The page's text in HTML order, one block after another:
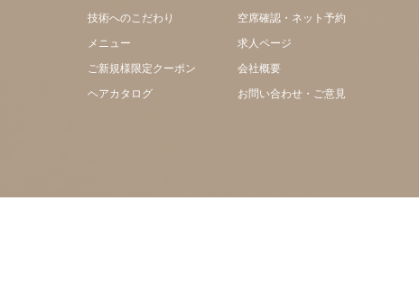
技術へのこだわり
メニュー
ご新規様限定クーポン
ヘアカタログ
空席確認・ネット予約
求人ページ
会社概要
お問い合わせ・ご意見